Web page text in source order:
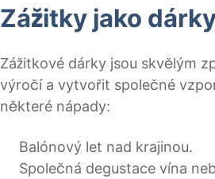
Zážitky jako
Zážitkové dárky jsou skvělým
výročí a vytvořit společné
některé nápady:
Balónový let nad krajinou.
Společná degustace vína